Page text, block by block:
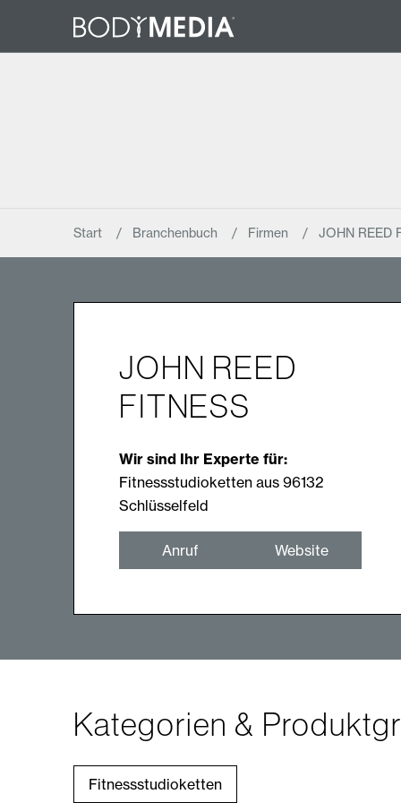
Start Branchenbuch Firmen JOHN REED
JOHN REED
FITNESS
Wir sind Ihr Experte für:
Fitnessstudioketten aus 96132
Schlüsselfeld
Anruf Website
Kategorien &
Fitnessstudioketten